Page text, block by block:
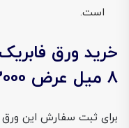
است.
8 میل عرض 2000 از فولادسل
برای ثبت سفارش این ورق